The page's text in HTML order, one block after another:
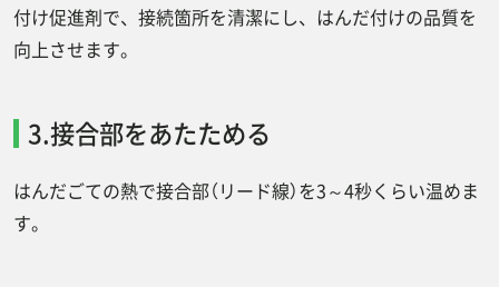
付け促進剤で、接続箇所を清潔にし、はんだ付けの品質を
向上させます。
3.接合部をあたためる
はんだごての熱で接合部（リード線）を3～4秒くらい温めま
す。